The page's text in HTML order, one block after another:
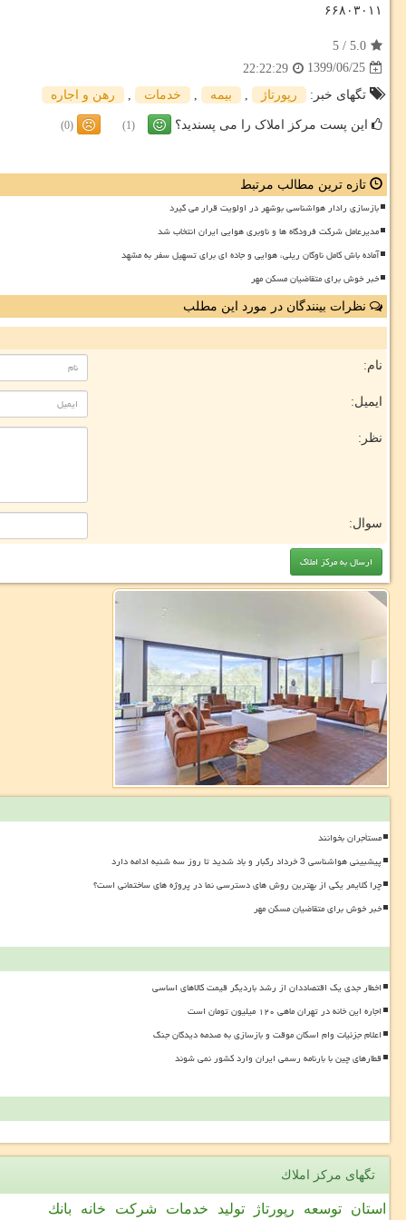
۶۶۸۰۳۰۱۱
5.0
/
5
1399/06/25
22:22:29
تگهای خبر:
رپورتاژ , بیمه , خدمات , رهن و اجاره
این پست مرکز املاک را می پسندید؟ (1)
(0)
تازه ترین مطالب مرتبط
بازسازی رادار هواشناسی بوشهر در اولویت قرار می گیرد
مدیرعامل شرکت فرودگاه ها و ناوبری هوایی ایران انتخاب شد
آماده باش کامل ناوگان ریلی، هوایی و جاده ای برای تسهیل سفر به مشهد
خبر خوش برای متقاضیان مسکن مهر
نظرات بینندگان در مورد این مطلب
نام:
ایمیل:
نظر:
سوال:
مستأجران بخوانند
پیشبینی هواشناسی 3 خرداد رگبار و باد شدید تا روز سه شنبه ادامه دارد
چرا کلایمر یکی از بهترین روش های دسترسی نما در پروژه های ساختمانی است؟
خبر خوش برای متقاضیان مسکن مهر
اخطار جدی یک اقتصاددان از رشد باردیگر قیمت کالاهای اساسی
اجاره این خانه در تهران ماهی ۱۲۰ میلیون تومان است
اعلام جزئیات وام اسکان موقت و بازسازی به صدمه دیدگان جنگ
قطارهای چین با بارنامه رسمی ایران وارد کشور نمی شوند
تگهای مركز املاك
استان توسعه رپورتاژ تولید خدمات شركت خانه بانك